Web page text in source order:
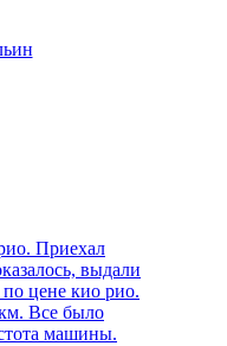
Приехал
выдали
цене кио рио.
Все было
машины.